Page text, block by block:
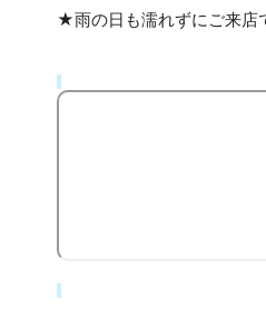
★雨の日も濡れずにご来店